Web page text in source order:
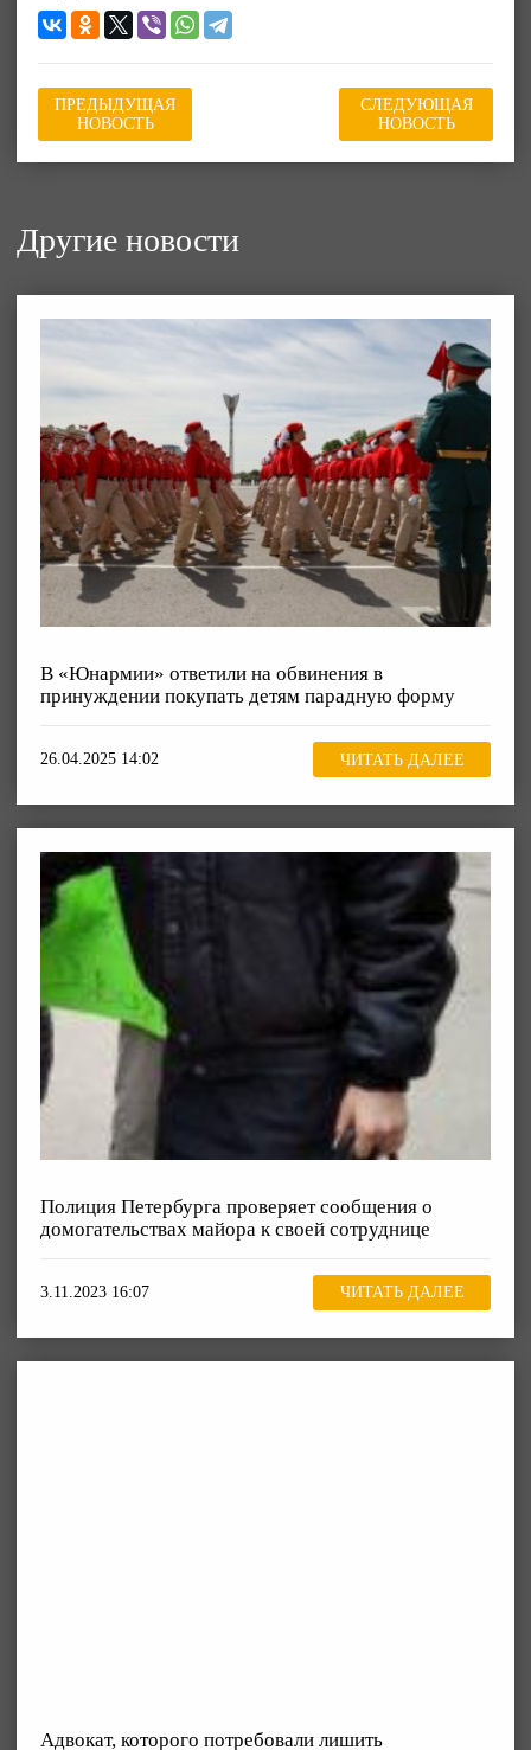
ПРЕДЫДУЩАЯ
НОВОСТЬ
СЛЕДУЮЩАЯ
НОВОСТЬ
Другие новости
В «Юнармии» ответили на обвинения в
принуждении покупать детям парадную форму
26.04.2025 14:02 ЧИТАТЬ ДАЛЕЕ
Полиция Петербурга проверяет сообщения о
домогательствах майора к своей сотруднице
3.11.2023 16:07 ЧИТАТЬ ДАЛЕЕ
Адвокат, которого потребовали лишить